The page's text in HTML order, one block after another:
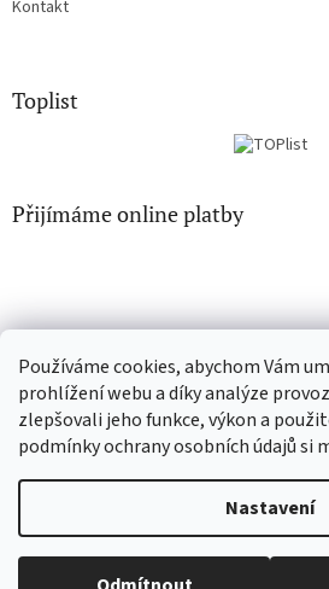
Používáme cookies, abychom Vám
prohlížení webu a díky analýze
zlepšovali jeho funkce, výkon a
podmínky ochrany osobních údajů si
Nastavení
Kontakt
Toplist
Přijímáme online platby
EN-filmy.cz CD-
Vytvořil
Copyright 2026CD-hudba.cz. Všechna